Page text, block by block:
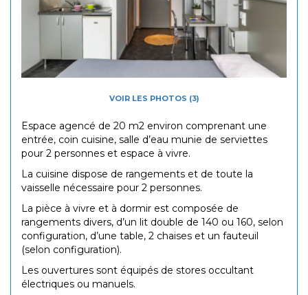
VOIR LES PHOTOS (3)
Espace agencé de 20 m2 environ comprenant une
entrée, coin cuisine, salle d’eau munie de serviettes
pour 2 personnes et espace à vivre.
La cuisine dispose de rangements et de toute la
vaisselle nécessaire pour 2 personnes.
La pièce à vivre et à dormir est composée de
rangements divers, d’un lit double de 140 ou 160, selon
configuration, d’une table, 2 chaises et un fauteuil
(selon configuration).
Les ouvertures sont équipés de stores occultant
électriques ou manuels.